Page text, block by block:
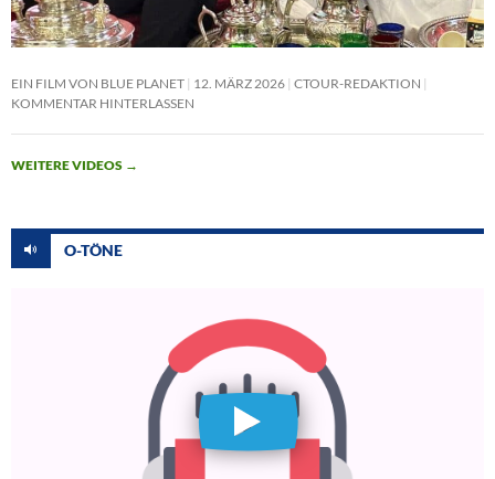
EIN FILM VON BLUE PLANET 12. MÄRZ 2026 CTOUR-REDAKTION
KOMMENTAR HINTERLASSEN
WEITERE VIDEOS →
O-TÖNE